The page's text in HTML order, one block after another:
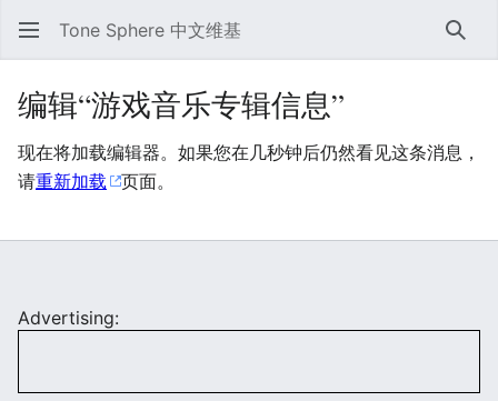
Tone Sphere 中文维基 搜索
编辑“︁游戏音乐专辑信息”︁
现在将加载编辑器。如果您在几秒钟后仍然看见这条消息，
请重新加载 页面。
Advertising: